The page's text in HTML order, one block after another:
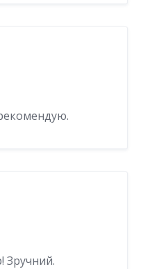
Зручний.